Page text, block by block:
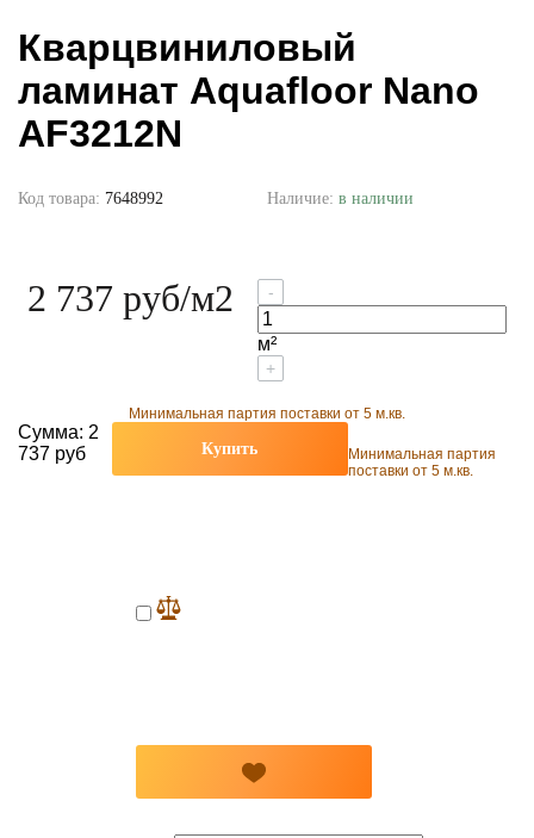
Кварцвиниловый
ламинат Aquafloor Nano
AF3212N
Код товара: 7648992 Наличие: в наличии
2 737 руб/м2 -
м²
+
Минимальная партия поставки от 5 м.кв.
Сумма: 2
737 руб
Купить
Минимальная партия
поставки от 5 м.кв.